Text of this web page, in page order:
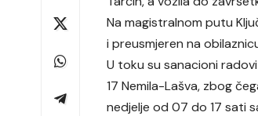
Na magistralnom putu
i preusmjeren na
U toku su sanacioni
17 Nemila-Lašva, zbog
nedjelje od 07 do 17 sati